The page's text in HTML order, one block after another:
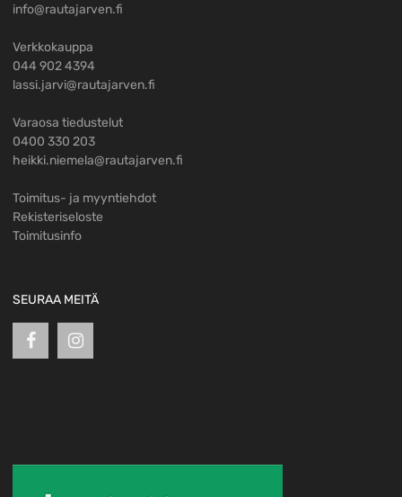
info@rautajarven.fi
Verkkokauppa
044 902 4394
lassi.jarvi@rautajarven.fi
Varaosa tiedustelut
0400 330 203
heikki.niemela@rautajarven.fi
Toimitus- ja myyntiehdot
Rekisteriseloste
Toimitusinfo
SEURAA MEITÄ